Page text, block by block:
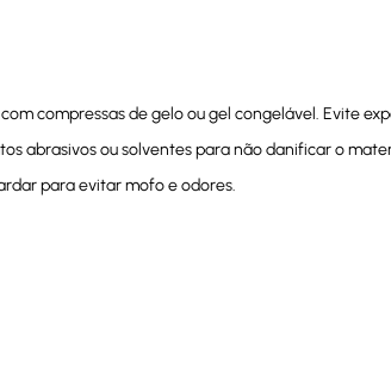
compressas de gelo ou gel congelável. Evite
abrasivos ou solventes para não danificar o
para evitar mofo e odores.